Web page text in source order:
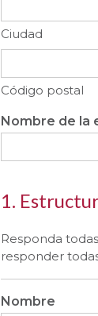
Ciudad
Código postal
Nombre de la
1.
Responda
responder
Nombre